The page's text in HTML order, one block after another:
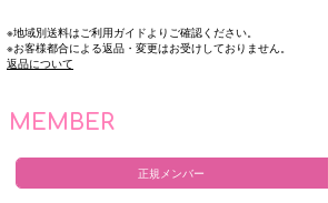
※地域別送料はご利用ガイドよりご確認ください。
※お客様都合による返品・変更はお受けしておりません。
返品について
MEMBER
正規メンバー